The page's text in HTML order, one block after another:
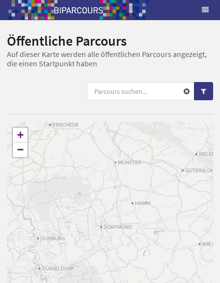
Öffentliche Parcours
Auf dieser Karte werden alle öffentlichen Parcours angezeigt,
die einen Startpunkt haben
+
−